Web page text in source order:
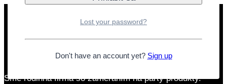
Sme rodinná firma so zameraním na párty produkty.
Lost your password?
Don't have an account yet? Sign up